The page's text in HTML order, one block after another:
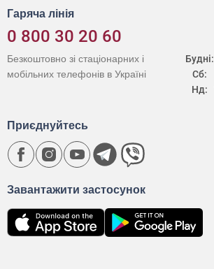
Гаряча лінія
0 800 30 20 60
Будні:
Сб:
Нд:
Безкоштовно зі стаціонарних і
мобільних телефонів в Україні
Завантажити застосунок
Приєднуйтесь